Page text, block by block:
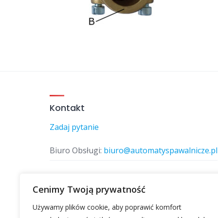
Cenimy Twoją prywatność
Używamy plików cookie, aby poprawić komfort
Kontakt
Zadaj pytanie
Biuro Obsługi: biuro@automatyspawalnicze.pl